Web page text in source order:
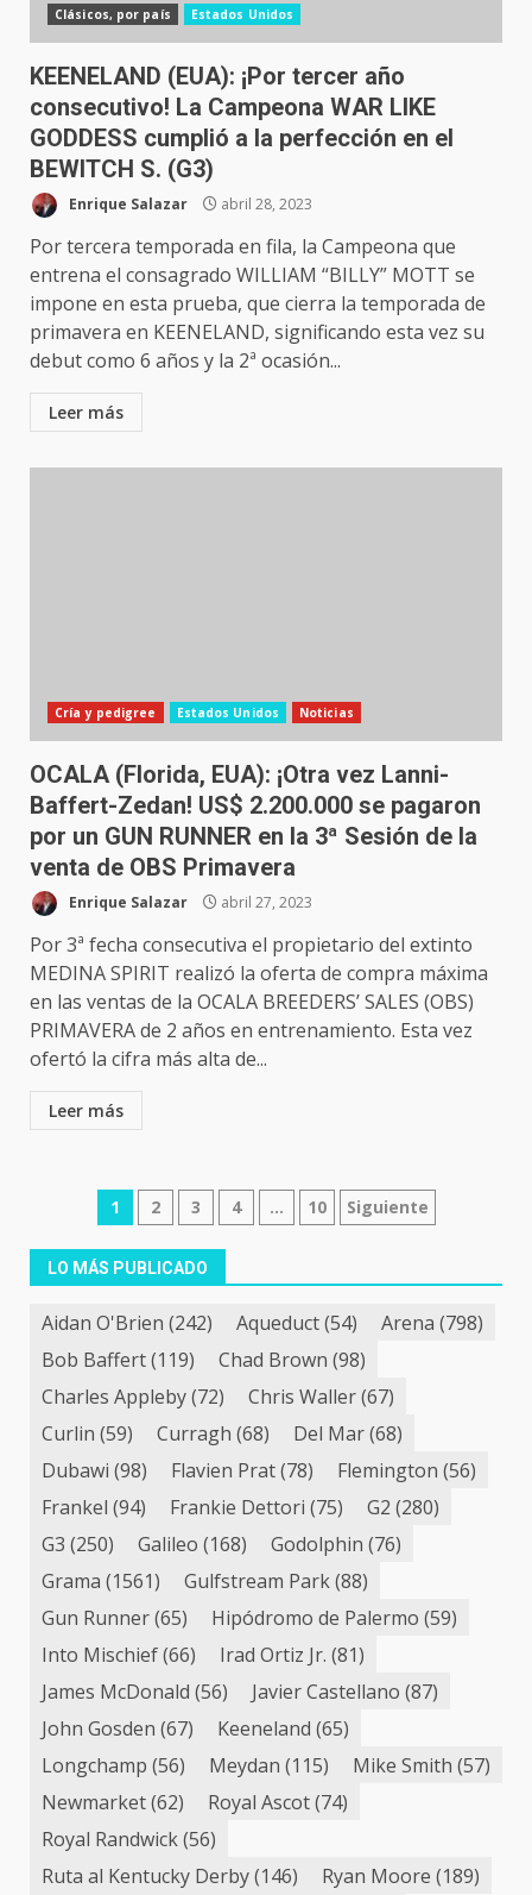
Clásicos, por país Estados Unidos
KEENELAND (EUA): ¡Por tercer año
consecutivo! La Campeona WAR LIKE
GODDESS cumplió a la perfección en el
BEWITCH S. (G3)
Enrique Salazar abril 28, 2023
Por tercera temporada en fila, la Campeona que
entrena el consagrado WILLIAM “BILLY” MOTT se
impone en esta prueba, que cierra la temporada de
primavera en KEENELAND, significando esta vez su
debut como 6 años y la 2ª ocasión...
Leer más
Cría y pedigree Estados Unidos Noticias
OCALA (Florida, EUA): ¡Otra vez Lanni-
Baffert-Zedan! US$ 2.200.000 se pagaron
por un GUN RUNNER en la 3ª Sesión de la
venta de OBS Primavera
Enrique Salazar abril 27, 2023
Por 3ª fecha consecutiva el propietario del extinto
MEDINA SPIRIT realizó la oferta de compra máxima
en las ventas de la OCALA BREEDERS’ SALES (OBS)
PRIMAVERA de 2 años en entrenamiento. Esta vez
ofertó la cifra más alta de...
Leer más
Navegación
de
entradas
1 2 3 4 … 10 Siguiente
LO MÁS PUBLICADO
Aidan O'Brien (242) Aqueduct(54) Arena (798)
Bob Baffert(119) Chad Brown (98)
Charles Appleby(72) Chris Waller(67)
Curlin (59) Curragh (68) Del Mar(68)
Dubawi (98) Flavien Prat(78) Flemington (56)
Frankel (94) Frankie Dettori (75) G2 (280)
G3 (250) Galileo (168) Godolphin (76)
Grama (1561) Gulfstream Park(88)
Gun Runner(65) Hipódromo de Palermo (59)
Into Mischief(66) Irad Ortiz Jr. (81)
James McDonald (56) Javier Castellano (87)
John Gosden (67) Keeneland (65)
Longchamp (56) Meydan (115) Mike Smith (57)
Newmarket(62) Royal Ascot(74)
Royal Randwick(56)
Ruta al Kentucky Derby(146) Ryan Moore (189)